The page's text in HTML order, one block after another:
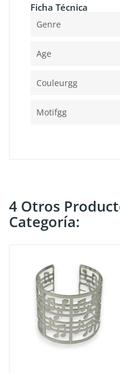
Ficha Técnica
Genre
Age
Couleurgg
Motifgg
4 Otros
Categoría: